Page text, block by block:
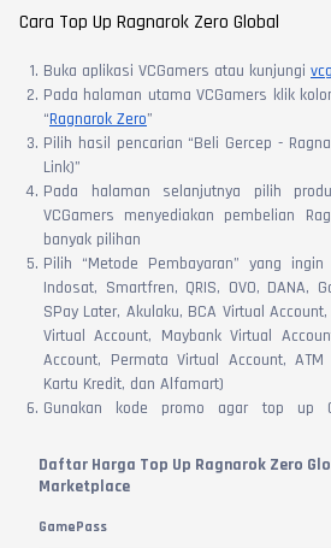
Cara Top Up Ragnarok Zero Global
Buka aplikasi VCGamers atau kunjungi
Pada halaman utama VCGamers klik
“Ragnarok Zero”
Pilih hasil pencarian “Beli Gercep -
Link)”
Pada halaman selanjutnya pilih
VCGamers menyediakan pembelian
banyak pilihan
Pilih “Metode Pembayaran” yang
Indosat, Smartfren, QRIS, OVO, DANA,
SPay Later, Akulaku, BCA Virtual
Virtual Account, Maybank Virtual
Account, Permata Virtual Account,
Kartu Kredit, dan Alfamart)
Gunakan kode promo agar top up
Masukkan Payment Link pada kolom
Selengkapnya” untuk melihat cara
muncul di layar perangkat
Daftar Harga Top Up Ragnarok Zero
Marketplace
GamePass